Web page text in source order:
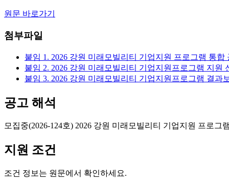
원문 바로가기
첨부파일
붙임 1. 2026 강원 미래모빌리티 기업지원 프로그램 통합
붙임 2. 2026 강원 미래모빌리티 기업지원프로그램 지원
붙임 3. 2026 강원 미래모빌리티 기업지원프로그램 결
공고 해석
모집중(2026-124호) 2026 강원 미래모빌리티 기업지원 프로그
지원 조건
조건 정보는 원문에서 확인하세요.